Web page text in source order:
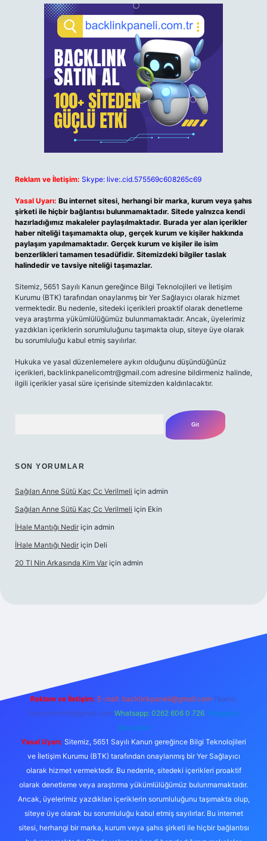
Reklam ve İletişim: Skype: live:.cid.575569c608265c69
Yasal Uyarı: Bu internet sitesi, herhangi bir marka, kurum veya şahıs
şirketi ile hiçbir bağlantısı bulunmamaktadır. Sitede yalnızca kendi
hazırladığımız makaleler paylaşılmaktadır. Burada yer alan içerikler
haber niteliği taşımamakta olup, gerçek kurum ve kişiler hakkında
paylaşım yapılmamaktadır. Gerçek kurum ve kişiler ile isim
benzerlikleri tamamen tesadüfidir. Sitemizdeki bilgiler taslak
halindedir ve tavsiye niteliği taşımazlar.
Sitemiz, 5651 Sayılı Kanun gereğince Bilgi Teknolojileri ve İletişim
Kurumu (BTK) tarafından onaylanmış bir Yer Sağlayıcı olarak hizmet
vermektedir. Bu nedenle, sitedeki içerikleri proaktif olarak denetleme
veya araştırma yükümlülüğümüz bulunmamaktadır. Ancak, üyelerimiz
yazdıkları içeriklerin sorumluluğunu taşımakta olup, siteye üye olarak
bu sorumluluğu kabul etmiş sayılırlar.
Hukuka ve yasal düzenlemelere aykırı olduğunu düşündüğünüz
içerikleri, backlinkpanelicomtr@gmail.com adresine bildirmeniz halinde,
ilgili içerikler yasal süre içerisinde sitemizden kaldırılacaktır.
SON YORUMLAR
Sağılan Anne Sütü Kaç Cc Verilmeli için admin
Sağılan Anne Sütü Kaç Cc Verilmeli için Ekin
İHale Mantığı Nedir için admin
İHale Mantığı Nedir için Deli
20 Tl Nin Arkasında Kim Var için admin
Reklam ve İletişim: E-mail: backlinkpaneli@gmail.com Teams:
forumhizmeti@gmail.com Whatsapp: 0262 606 0 726 Telegram:
@karabul
Yasal Uyarı: Sitemiz, 5651 Sayılı Kanun gereğince Bilgi Teknolojileri
ve İletişim Kurumu (BTK) tarafından onaylanmış bir Yer Sağlayıcı
olarak hizmet vermektedir. Bu nedenle, sitedeki içerikleri proaktif
olarak denetleme veya araştırma yükümlülüğümüz bulunmamaktadır.
Ancak, üyelerimiz yazdıkları içeriklerin sorumluluğunu taşımakta olup,
siteye üye olarak bu sorumluluğu kabul etmiş sayılırlar. Bu internet
sitesi, herhangi bir marka, kurum veya şahıs şirketi ile hiçbir bağlantısı